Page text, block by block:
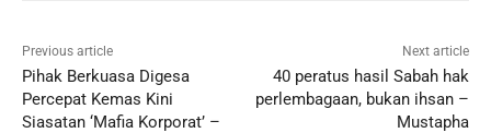
Previous article
Pihak Berkuasa Digesa
Percepat Kemas Kini
Siasatan ‘Mafia Korporat’ –
Next article
40 peratus hasil Sabah hak
perlembagaan, bukan ihsan –
Mustapha